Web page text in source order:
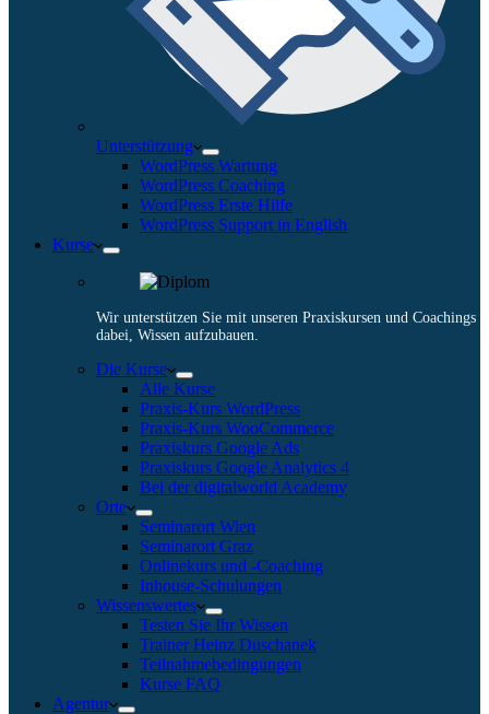
Unterstützung
WordPress Wartung
WordPress Coaching
WordPress Erste Hilfe
WordPress Support in English
Kurse
Wir unterstützen Sie mit unseren Praxiskursen und Coachings
dabei, Wissen aufzubauen.
Die Kurse
Alle Kurse
Praxis-Kurs WordPress
Praxis-Kurs WooCommerce
Praxiskurs Google Ads
Praxiskurs Google Analytics 4
Bei der digitalworld Academy
Orte
Seminarort Wien
Seminarort Graz
Onlinekurs und -Coaching
Inhouse-Schulungen
Wissenswertes
Testen Sie Ihr Wissen
Trainer Heinz Duschanek
Teilnahmebedingungen
Kurse FAQ
Agentur